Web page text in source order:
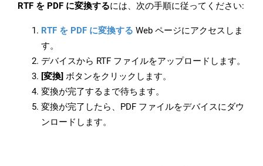
RTF を PDF に変換するには、次の手順に従ってください:
RTF を PDF に変換する Web ページにアクセスしま
す。
デバイスから RTF ファイルをアップロードします。
[変換] ボタンをクリックします。
変換が完了するまで待ちます。
変換が完了したら、PDF ファイルをデバイスにダウ
ンロードします。